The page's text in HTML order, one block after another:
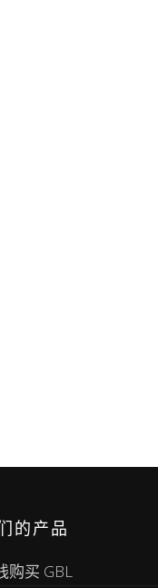
的产品
购买 GBL